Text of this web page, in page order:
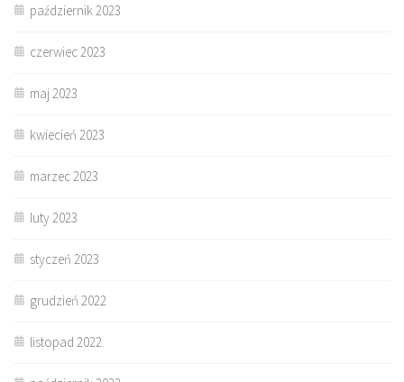
październik 2023
czerwiec 2023
maj 2023
kwiecień 2023
marzec 2023
luty 2023
styczeń 2023
grudzień 2022
listopad 2022